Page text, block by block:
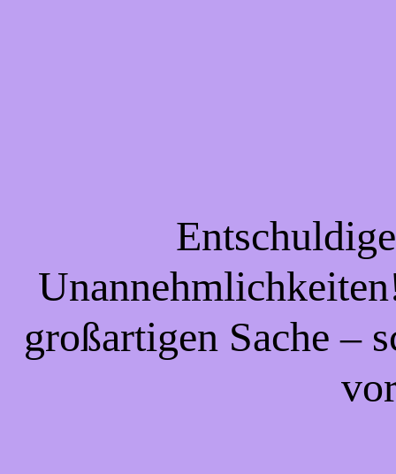
großartigen Sache –